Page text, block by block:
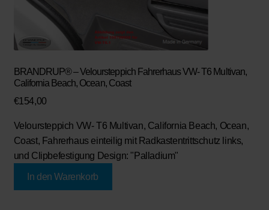
BRANDRUP® – Veloursteppich Fahrerhaus VW- T6 Multivan,
California Beach, Ocean, Coast
€154,00
Veloursteppich VW- T6 Multivan, California Beach, Ocean,
Coast, Fahrerhaus einteilig mit Radkastentrittschutz links,
und Clipbefestigung Design: "Palladium"
In den Warenkorb